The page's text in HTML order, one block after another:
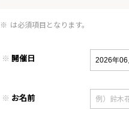
※ は必須項目となります。
※ 開催日
※ お名前